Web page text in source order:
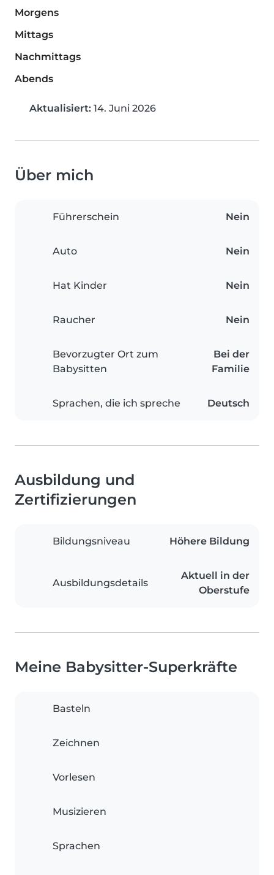
Morgens
Mittags
Nachmittags
Abends
Aktualisiert: 14. Juni 2026
Über mich
Führerschein Nein
Auto Nein
Hat Kinder Nein
Raucher Nein
Bevorzugter Ort zum
Babysitten
Bei der
Familie
Sprachen, die ich spreche Deutsch
Ausbildung und
Zertifizierungen
Bildungsniveau Höhere Bildung
Ausbildungsdetails
Aktuell in der
Oberstufe
Meine Babysitter-Superkräfte
Basteln
Zeichnen
Vorlesen
Musizieren
Sprachen